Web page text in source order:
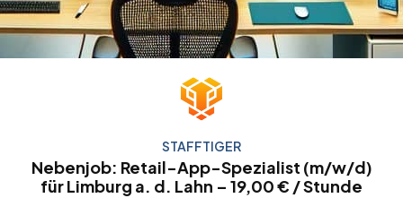
STAFFTIGER
Nebenjob: Retail-App-Spezialist (m/w/d)
für Limburg a. d. Lahn – 19,00 € / Stunde